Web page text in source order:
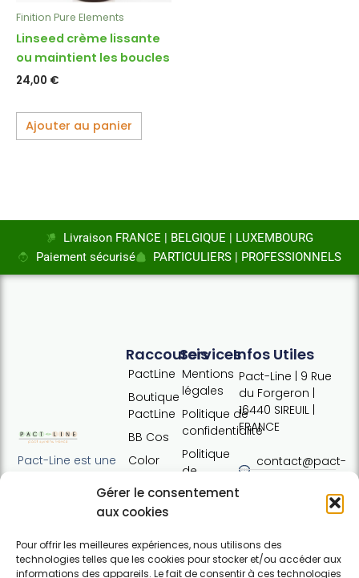
Gérer le consentement
aux cookies
Pour offrir les meilleures expériences, nous utilisons des
technologies telles que les cookies pour stocker et/ou accéder aux
informations des appareils. Le fait de consentir à ces technologies
Finition Pure Elements
Linseed crème lissante
ou maintient les boucles
24,00 €
Ajouter au panier
Livraison FRANCE | BELGIQUE | LUXEMBOURG
Paiement sécurisé
PARTICULIERS | PROFESSIONNELS
Pact-Line est une
proposant des
capillaires de
haute qualité et
Services
Mentions
légales
Politique de
confidentialité
Politique
de
cookies
de vente
Contact
Raccourcis
PactLine
Boutique
PactLine
BB Cos
Color
Pure
Elements
Infos Utiles
Pact-Line | 9 Rue
du Forgeron |
16440 SIREUIL |
FRANCE
contact@pact-
Tel : +33 (0)7
Horaires:
Lundi · 13h30 ·
17h30 | Mardi,